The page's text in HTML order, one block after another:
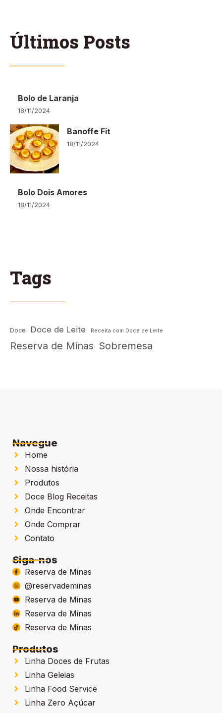
Últimos Posts
Bolo de Laranja
18/11/2024
Banoffe Fit
18/11/2024
Bolo Dois Amores
18/11/2024
Tags
Doce Doce de Leite Receita com Doce de Leite
Reserva de Minas Sobremesa
Navegue
Home
Nossa história
Produtos
Doce Blog Receitas
Onde Encontrar
Onde Comprar
Contato
Siga-nos
Reserva de Minas
@reservademinas
Reserva de Minas
Reserva de Minas
Reserva de Minas
Produtos
Linha Doces de Frutas
Linha Geleias
Linha Food Service
Linha Zero Açúcar